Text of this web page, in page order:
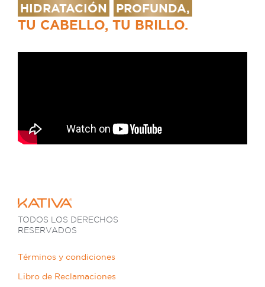
HIDRATACIÓN PROFUNDA,
TU CABELLO, TU BRILLO.
TODOS LOS DERECHOS
RESERVADOS
Términos y condiciones
Libro de Reclamaciones